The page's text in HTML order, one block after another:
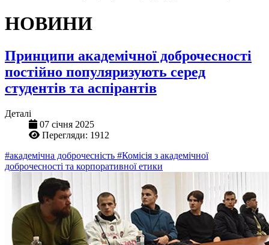
НОВИНИ
Принципи академічної доброчесності
постійно популяризують серед
студентів та аспірантів
Деталі
07 січня 2025
Перегляди: 1912
#академічна доброчесність #Комісія з академічної
доброчесності та корпоративної етики